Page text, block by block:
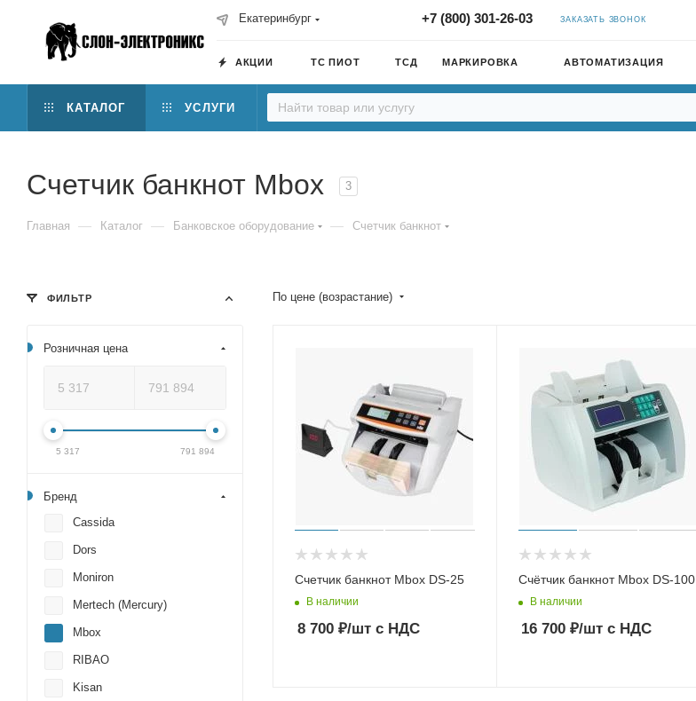
Екатеринбург +7 (800) 301-26-03 ЗАКАЗАТЬ ЗВОНОК
АКЦИИ ТС ПИОТ ТСД МАРКИРОВКА АВТОМАТИЗАЦИЯ
КАТАЛОГ УСЛУГИ
Счетчик банкнот Mbox 3
Главная — Каталог — Банковское оборудование — Счетчик банкнот
По цене (возрастание)
Счетчик банкнот Mbox DS-25
В наличии
8 700 ₽/шт с НДС
Счётчик банкнот Mbox DS-100
В наличии
16 700₽/штс НДС
ФИЛЬТР
Розничная цена
5 317 791 894
Бренд
Cassida
Dors
Moniron
Mertech (Mercury)
Mbox
RIBAO
Kisan